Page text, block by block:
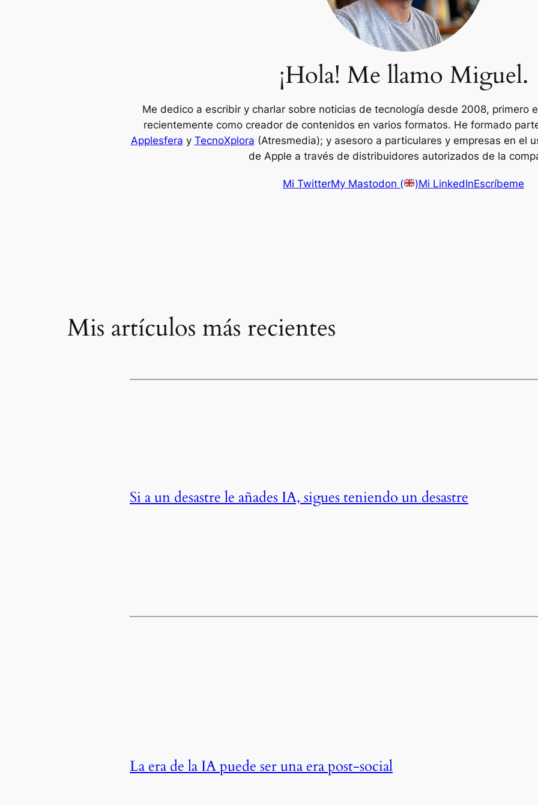
¡Hola! Me llamo Miguel.
Me dedico a escribir y charlar sobre noticias de tecnología desde 2008, primero
recientemente como creador de contenidos en varios formatos. He formado
Applesfera y TecnoXplora (Atresmedia); y asesoro a particulares y empresas en el
de Apple a través de distribuidores autorizados de la
Mi TwitterMy Mastodon ( )Mi LinkedInEscríbeme
Mis artículos más recientes
Si a un desastre le añades IA, sigues teniendo un desastre
La era de la IA puede ser una era post-social